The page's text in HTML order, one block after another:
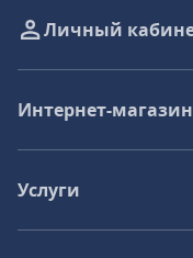
Личный
Интернет-магазин
Услуги